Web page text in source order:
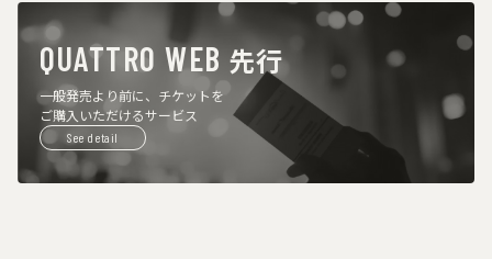
QUATTRO WEB 先行
一般発売より前に、チケットを
ご購入いただけるサービス
See detail